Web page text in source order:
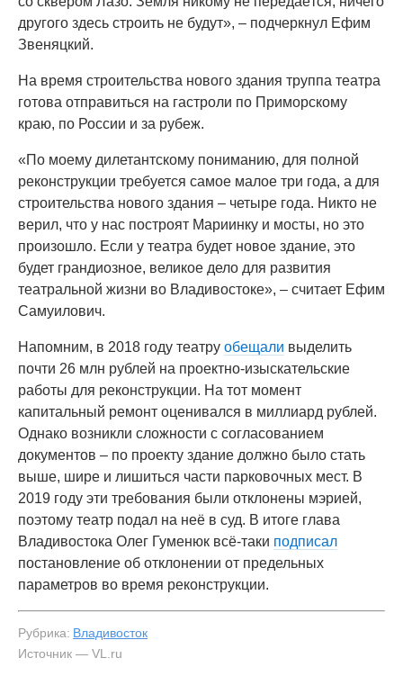
другого здесь строить не будут», – подчеркнул Ефим
Звеняцкий.
На время строительства нового здания труппа театра
готова отправиться на гастроли по Приморскому
краю, по России и за рубеж.
«По моему дилетантскому пониманию, для полной
реконструкции требуется самое малое три года, а для
строительства нового здания – четыре года. Никто не
верил, что у нас построят Мариинку и мосты, но это
произошло. Если у театра будет новое здание, это
будет грандиозное, великое дело для развития
театральной жизни во Владивостоке», – считает Ефим
Самуилович.
Напомним, в 2018 году театру обещали выделить
почти 26 млн рублей на проектно-изыскательские
работы для реконструкции. На тот момент
капитальный ремонт оценивался в миллиард рублей.
Однако возникли сложности с согласованием
документов – по проекту здание должно было стать
выше, шире и лишиться части парковочных мест. В
2019 году эти требования были отклонены мэрией,
поэтому театр подал на неё в суд. В итоге глава
Владивостока Олег Гуменюк всё-таки подписал
постановление об отклонении от предельных
параметров во время реконструкции.
Рубрика: Владивосток
Источник — VL.ru